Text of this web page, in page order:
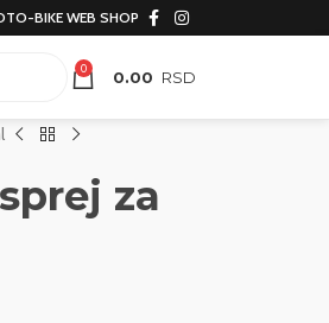
BIKE WEB SHOP
0 0.00
za